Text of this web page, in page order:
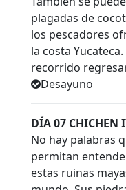
plagadas de
los pescadores
la costa
recorrido
Desayuno
DÍA 07 CHICHEN
No hay palabras
permitan
estas ruinas